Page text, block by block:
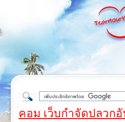
คอม เว็บกำจัดปลวก